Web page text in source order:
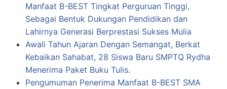
Manfaat B-BEST Tingkat Perguruan Tinggi,
Sebagai Bentuk Dukungan Pendidikan dan
Lahirnya Generasi Berprestasi Sukses Mulia
Awali Tahun Ajaran Dengan Semangat, Berkat
Kebaikan Sahabat, 28 Siswa Baru SMPTQ Rydha
Menerima Paket Buku Tulis.
Pengumuman Penerima Manfaat B-BEST SMA